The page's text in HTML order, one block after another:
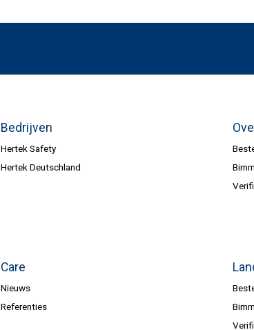
Bedrijven
Hertek Safety
Hertek Deutschland
Care
Nieuws
Referenties